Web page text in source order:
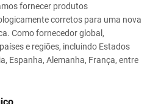
fornecer produtos
corretos para uma nova
Como fornecedor global,
e regiões, incluindo Estados
Espanha, Alemanha, França, entre